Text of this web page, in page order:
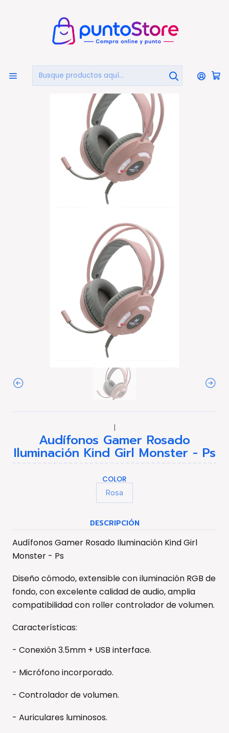
Inicio PUNTO GAMER Audífonos Gamer
Audífonos Gamer Rosado Iluminación Kind Girl Monster
- Ps
|
Audífonos Gamer Rosado
Iluminación Kind Girl Monster - Ps
COLOR
Rosa
DESCRIPCIÓN
Audífonos Gamer Rosado Iluminación Kind Girl
Monster - Ps
Diseño cómodo, extensible con iluminación RGB de
fondo, con excelente calidad de audio, amplia
compatibilidad con roller controlador de volumen.
Características:
- Conexión 3.5mm + USB interface.
- Micrófono incorporado.
- Controlador de volumen.
- Auriculares luminosos.